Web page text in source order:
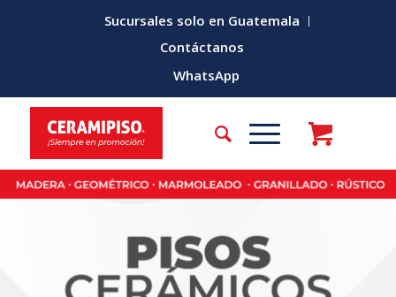
Sucursales solo en Guatemala
Contáctanos
WhatsApp